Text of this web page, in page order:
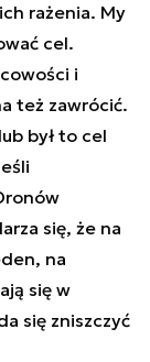
rażenia. My
cel.
i
też zawrócić.
był to cel
się, że na
na
się w
się zniszczyć